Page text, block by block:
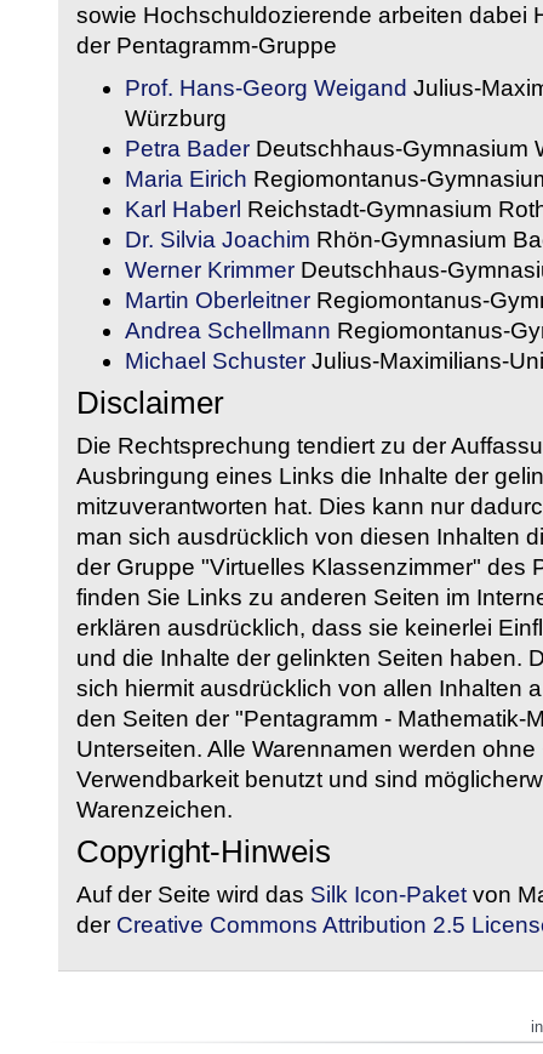
sowie Hochschuldozierende arbeiten dabei
der Pentagramm-Gruppe
Prof. Hans-Georg Weigand Julius-
Würzburg
Petra Bader Deutschhaus-Gymnasium
Maria Eirich Regiomontanus-
Karl Haberl Reichstadt-Gymnasium
Dr. Silvia Joachim Rhön-Gymnasium
Werner Krimmer Deutschhaus-
Martin Oberleitner Regiomontanus-
Andrea Schellmann Regiomontanus-
Michael Schuster Julius-Maximilians-
Disclaimer
Die Rechtsprechung tendiert zu der
Ausbringung eines Links die Inhalte der
mitzuverantworten hat. Dies kann nur
man sich ausdrücklich von diesen Inhalten
der Gruppe "Virtuelles Klassenzimmer" des
finden Sie Links zu anderen Seiten im
erklären ausdrücklich, dass sie keinerlei
und die Inhalte der gelinkten Seiten haben.
sich hiermit ausdrücklich von allen Inhalten
den Seiten der "Pentagramm - Mathematik-
Unterseiten. Alle Warennamen werden
Verwendbarkeit benutzt und sind
Warenzeichen.
Copyright-Hinweis
Auf der Seite wird das Silk Icon-Paket von
der Creative Commons Attribution 2.5